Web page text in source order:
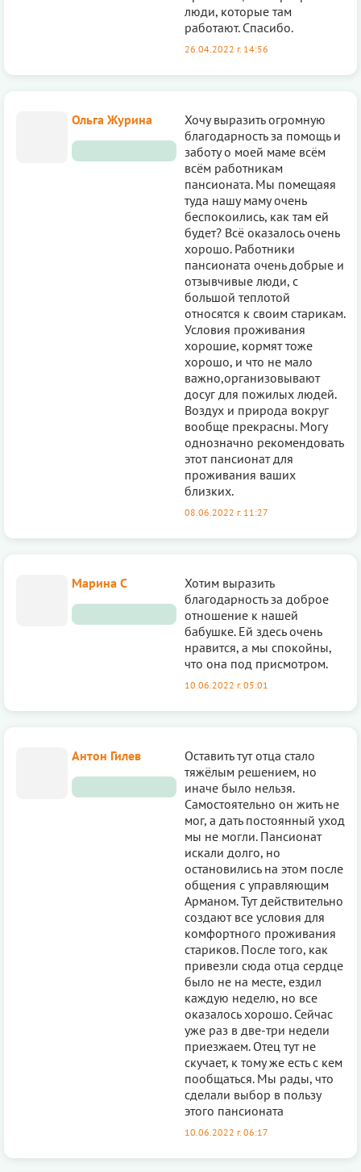
люди, которые там
работают. Спасибо.
26.04.2022 г. 14:56
Ольга Журина
Хочу выразить огромную
благодарность за помощь и
заботу о моей маме всём
всём работникам
пансионата. Мы помещаяя
туда нашу маму очень
беспокоились, как там ей
будет? Всё оказалось очень
хорошо. Работники
пансионата очень добрые и
отзывчивые люди, с
большой теплотой
относятся к своим старикам.
Условия проживания
хорошие, кормят тоже
хорошо, и что не мало
важно,организовывают
досуг для пожилых людей.
Воздух и природа вокруг
вообще прекрасны. Могу
однозначно рекомендовать
этот пансионат для
проживания ваших
близких.
08.06.2022 г. 11:27
Марина С
Хотим выразить
благодарность за доброе
отношение к нашей
бабушке. Ей здесь очень
нравится, а мы спокойны,
что она под присмотром.
10.06.2022 г. 05:01
Антон Гилев
Оставить тут отца стало
тяжёлым решением, но
иначе было нельзя.
Самостоятельно он жить не
мог, а дать постоянный уход
мы не могли. Пансионат
искали долго, но
остановились на этом после
общения с управляющим
Арманом. Тут действительно
создают все условия для
комфортного проживания
стариков. После того, как
привезли сюда отца сердце
было не на месте, ездил
каждую неделю, но все
оказалось хорошо. Сейчас
уже раз в две-три недели
приезжаем. Отец тут не
скучает, к тому же есть с кем
пообщаться. Мы рады, что
сделали выбор в пользу
этого пансионата
10.06.2022 г. 06:17